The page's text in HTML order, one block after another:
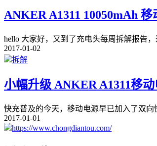
ANKER A1311 10050mAh
hello 大家好，又到了充电头每周拆解报告
2017-01-02
拆解
小幅升级 ANKER A1311移
快充普及的今天，移动电源早已加入了双向
2017-01-01
https://www.chongdiantou.com/